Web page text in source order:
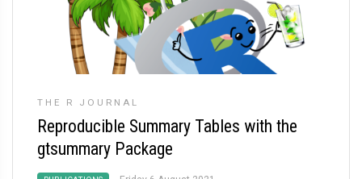
THE R JOURNAL
Reproducible Summary Tables with the
gtsummary Package